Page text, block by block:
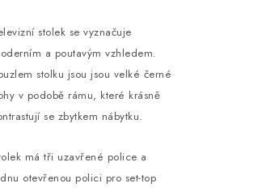
stolek se vyznačuje
a poutavým vzhledem.
stolku jsou jsou velké černé
v podobě rámu, které krásně
se zbytkem nábytku.
má tři uzavřené police a
otevřenou polici pro set-top